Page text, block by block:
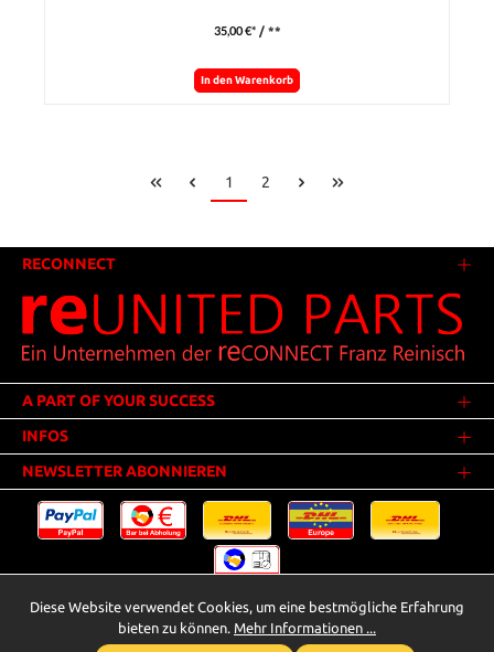
35,00 €* / **
In den Warenkorb
1 2
RECONNECT
A PART OF YOUR SUCCESS
INFOS
NEWSLETTER ABONNIEREN
* Alle Preise inkl. gesetzl. Mehrwertsteuer zzgl.Versandkosten
Innerhalb Deutschlands - Versandkostenfrei ab 25,00 Euro Warenwert.
Diese Website verwendet Cookies, um eine bestmögliche Erfahrung
bieten zu können. Mehr Informationen ...